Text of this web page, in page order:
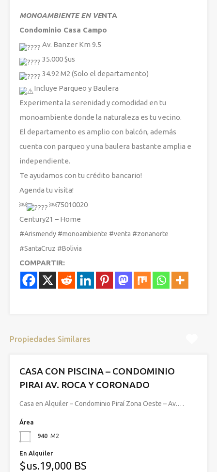
MONOAMBIENTE EN VENTA
Condominio Casa Campo
Av. Banzer Km 9.5
35.000 $us
34.92 M2 (Solo el departamento)
Incluye Parqueo y Baulera
Experimenta la serenidad y comodidad en tu
monoambiente donde la naturaleza es tu vecino.
El departamento es amplio con balcón, además
cuenta con parqueo y una baulera bastante amplia e
independiente.
Te ayudamos con tu crédito bancario!
Agenda tu visita!
￼⁨
￼⁨75010020
Century21 – Home
#Arismendy #monoambiente #venta #zonanorte
#SantaCruz #Bolivia
COMPARTIR:
Propiedades Similares
CASA CON PISCINA – CONDOMINIO
PIRAI AV. ROCA Y CORONADO
Casa en Alquiler – Condominio Piraí Zona Oeste – Av.…
Área
940 M2
En Alquiler
$us.19,000 BS